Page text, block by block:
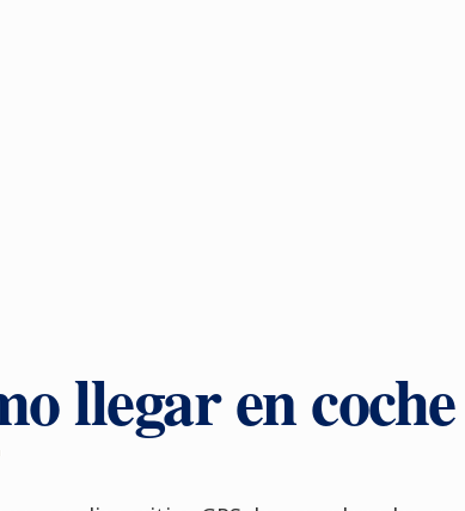
llegar en coche